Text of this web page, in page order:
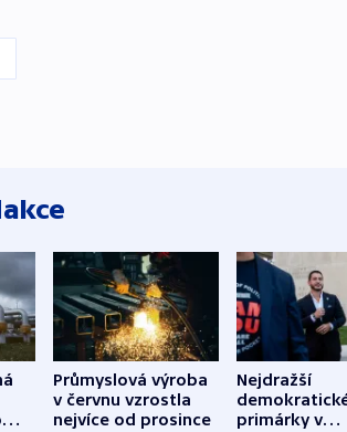
Průmyslová výroba
v červnu vzrostla
nejvíce od prosince
Nejdražší
primárky v